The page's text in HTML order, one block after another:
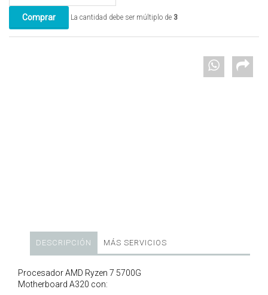
La cantidad debe ser múltiplo de 3
DESCRIPCIÓN MÁS SERVICIOS
Procesador AMD Ryzen 7 5700G
Motherboard A320 con: